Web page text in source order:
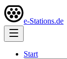
e-Stations.de
Start